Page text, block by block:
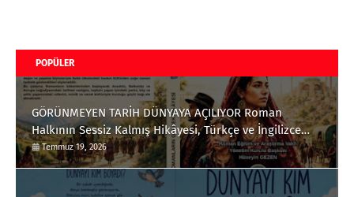
POPÜLER
GÖRÜNMEYEN TARİH DÜNYAYA AÇILIYOR Roman
Halkının Sessiz Kalmış Hikâyesi, Türkçe ve İngilizce
Olarak Okuyucuyla Buluştu
Temmuz 19, 2026